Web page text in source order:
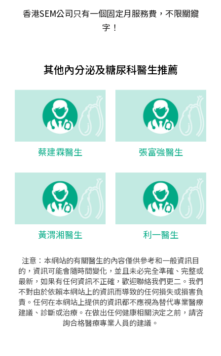
香港SEM公司只有一個固定月服務費，不限關𨫡
字！
其他內分泌及糖尿科醫生推薦
蔡建霖醫生 張富強醫生
黃渭湘醫生 利一醫生
注意：本網站的有關醫生的內容僅供參考和一般資訊目
的，資訊可能會隨時間變化，並且未必完全準確、完整或
最新，如果有任何資訊不正確，歡迎聯絡我們更二。我們
不對由於依賴本網站上的資訊而導致的任何損失或損害負
責。任何在本網站上提供的資訊都不應視為替代專業醫療
建議、診斷或治療。在做出任何健康相關決定之前，請咨
詢合格醫療專業人員的建議。